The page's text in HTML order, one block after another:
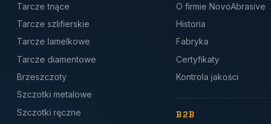
Tarcze tnące
Tarcze szlifierskie
Tarcze lamelkowe
Tarcze diamentowe
Brzeszczoty
Szczotki metalowe
Szczotki ręczne
O firmie NovoAbrasive
Historia
Fabryka
Certyfikaty
Kontrola jakości
B2B